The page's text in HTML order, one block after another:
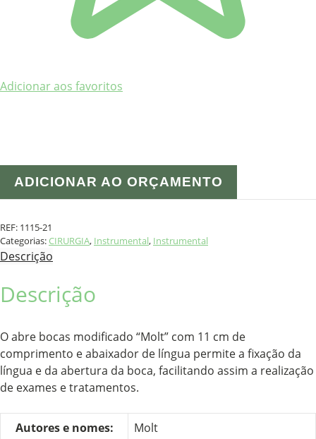
Adicionar aos favoritos
ADICIONAR AO ORÇAMENTO
REF: 1115-21
Categorias: CIRURGIA, Instrumental, Instrumental
Descrição
Descrição
O abre bocas modificado “Molt” com 11 cm de
comprimento e abaixador de língua permite a fixação da
língua e da abertura da boca, facilitando assim a realização
de exames e tratamentos.
Autores e nomes:
Molt